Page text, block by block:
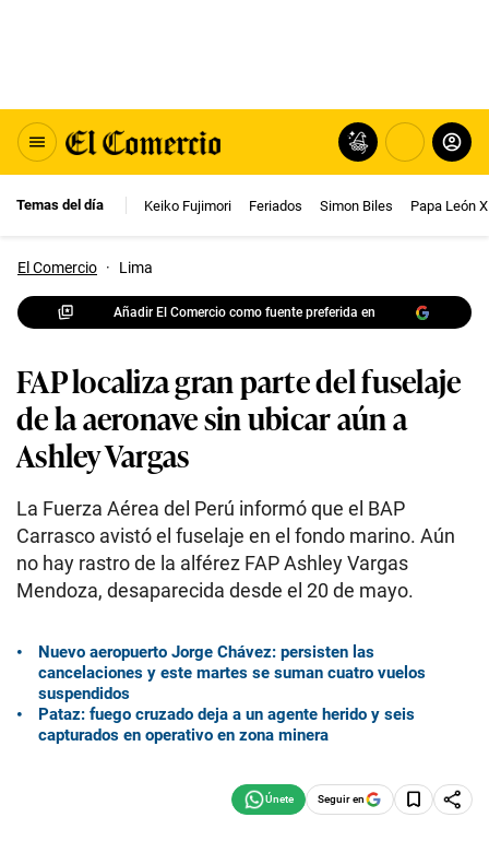
Temas del día Keiko Fujimori Feriados Simon Biles Papa León
El Comercio · Lima
Añadir El Comercio como fuente preferida en
FAP localiza gran parte del fuselaje
de la aeronave sin ubicar aún a
Ashley Vargas
La Fuerza Aérea del Perú informó que el BAP
Carrasco avistó el fuselaje en el fondo marino. Aún
no hay rastro de la alférez FAP Ashley Vargas
Mendoza, desaparecida desde el 20 de mayo.
Nuevo aeropuerto Jorge Chávez: persisten las
cancelaciones y este martes se suman cuatro vuelos
suspendidos
Pataz: fuego cruzado deja a un agente herido y seis
capturados en operativo en zona minera
Seguir en